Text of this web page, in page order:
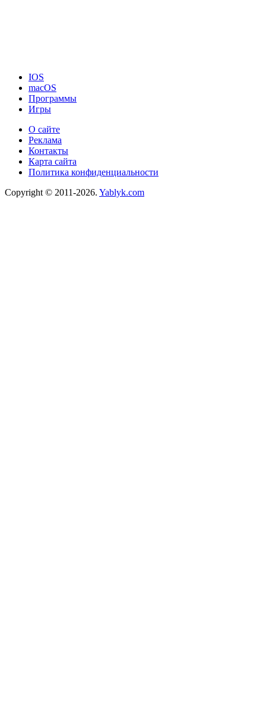
IOS
macOS
Программы
Игры
О сайте
Реклама
Контакты
Карта сайта
Политика конфиденциальности
Copyright © 2011-2026. Yablyk.сom